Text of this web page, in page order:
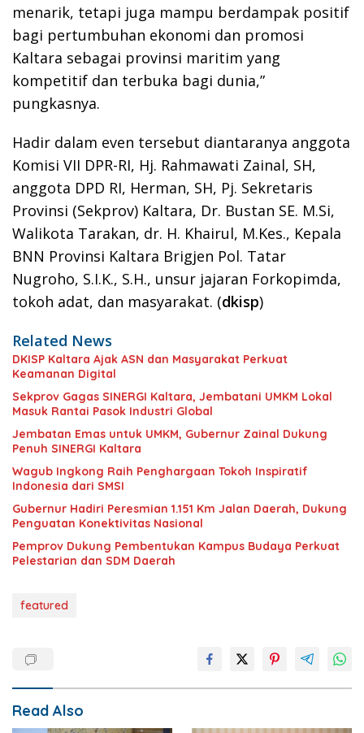
menarik, tetapi juga mampu berdampak positif
bagi pertumbuhan ekonomi dan promosi
Kaltara sebagai provinsi maritim yang
kompetitif dan terbuka bagi dunia,”
pungkasnya.
Hadir dalam even tersebut diantaranya anggota
Komisi VII DPR-RI, Hj. Rahmawati Zainal, SH,
anggota DPD RI, Herman, SH, Pj. Sekretaris
Provinsi (Sekprov) Kaltara, Dr. Bustan SE. M.Si,
Walikota Tarakan, dr. H. Khairul, M.Kes., Kepala
BNN Provinsi Kaltara Brigjen Pol. Tatar
Nugroho, S.I.K., S.H., unsur jajaran Forkopimda,
tokoh adat, dan masyarakat. (dkisp)
Related News
DKISP Kaltara Ajak ASN dan Masyarakat Perkuat
Keamanan Digital
Sekprov Gagas SINERGI Kaltara, Jembatani UMKM Lokal
Masuk Rantai Pasok Industri Global
Jembatan Emas untuk UMKM, Gubernur Zainal Dukung
Penuh SINERGI Kaltara
Wagub Ingkong Raih Penghargaan Tokoh Inspiratif
Indonesia dari SMSI
Gubernur Hadiri Peresmian 1.151 Km Jalan Daerah, Dukung
Penguatan Konektivitas Nasional
Pemprov Dukung Pembentukan Kampus Budaya Perkuat
Pelestarian dan SDM Daerah
featured
Read Also